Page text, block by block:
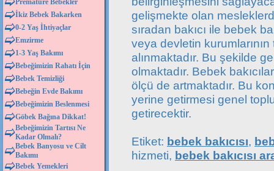
Prematüre Bebekler
İkiz Bebek Bakarken
0-2 Yaş İhtiyaçlar
Emzirme
1-3 Yaş Bakımı
Bebeğimizin Rahatı İçin
Bebek Temizliği
Bebeğin Evde Bakımı
Bebeğimizin Beslenmesi
Göbek Bağına Dikkat!
Bebeğimizin Tartısı Ne
Kadar Olmalı?
Bebek Banyosu ve Cilt
Bakımı
Bebek Yemekleri
gelişmekte olan
sıradan bakıcı ile bebek
veya devletin
alınmaktadır. Bu şekilde
olmaktadır. Bebek
ölçü de artmaktadır. Bu
yerine getirmesi genel
getirecektir.
Etiket: bebek bakıcısı,
hizmeti, bebek bakıcısı